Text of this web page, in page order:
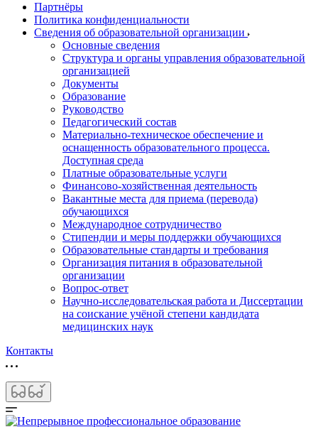
Партнёры
Политика конфиденциальности
Сведения об образовательной организации
Основные сведения
Структура и органы управления образовательной
организацией
Документы
Образование
Руководство
Педагогический состав
Материально-техническое обеспечение и
оснащенность образовательного процесса.
Доступная среда
Платные образовательные услуги
Финансово-хозяйственная деятельность
Вакантные места для приема (перевода)
обучающихся
Международное сотрудничество
Стипендии и меры поддержки обучающихся
Образовательные стандарты и требования
Организация питания в образовательной
организации
Вопрос-ответ
Научно-исследовательская работа и Диссертации
на соискание учёной степени кандидата
медицинских наук
Контакты